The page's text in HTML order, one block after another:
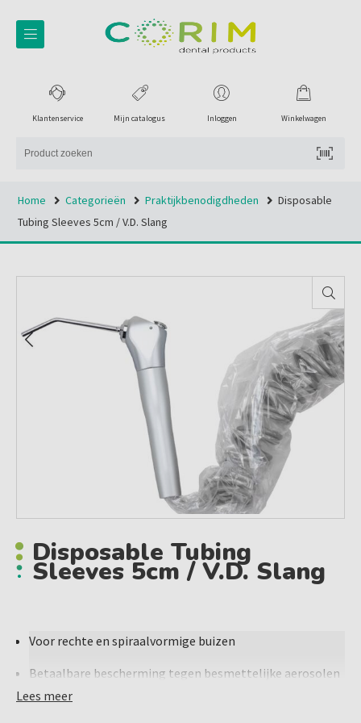
Winkelwagen
Inloggen
Mijn catalogus
Klantenservice
Home Categorieën Praktijkbenodigdheden
Disposable
Tubing Sleeves 5cm / V.d. Slang
Disposable Tubing
Sleeves 5cm / V.d. Slang
Voor rechte en spiraalvormige buizen
Betaalbare bescherming tegen besmettelijke aerosolen
en minimaliseert de tijd die aan het schoonmaken wordt
Lees meer